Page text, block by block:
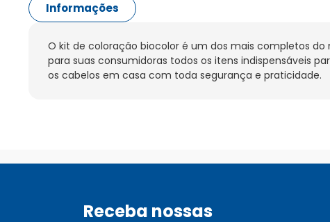
Informações
O kit de coloração biocolor é um dos mais completos
para suas consumidoras todos os itens indispensáveis
os cabelos em casa com toda segurança e praticidade.
Receba nossas